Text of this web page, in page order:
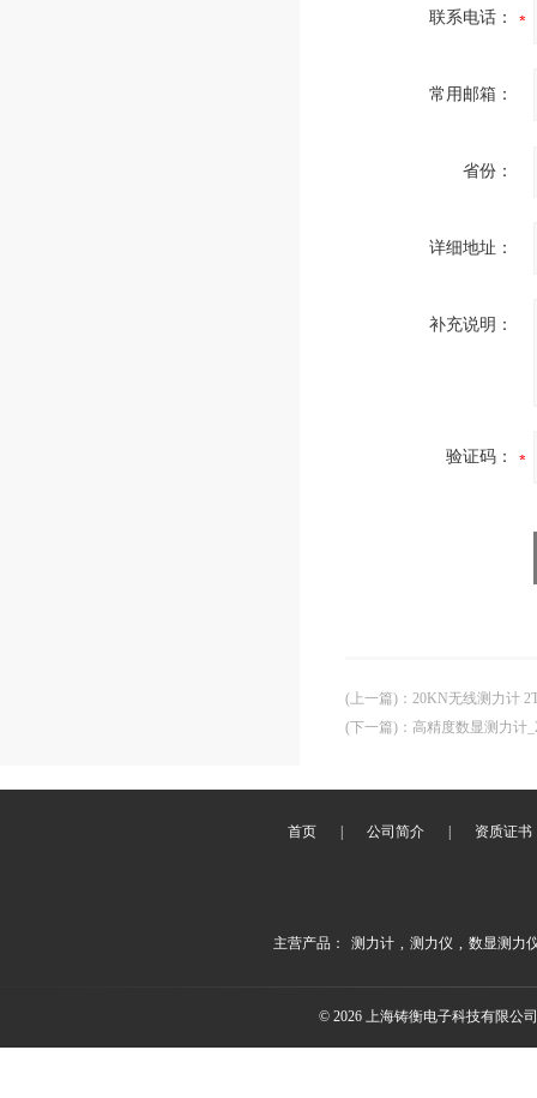
联系电话：
常用邮箱：
省份：
详细地址：
补充说明：
验证码：
(上一篇) ： 20KN无线测力计
(下一篇) ： 高精度数显测力计
首页 公司简介 资质证书
主营产品： 测力计 , 测力仪 , 数显测力
© 2026 上海铸衡电子科技有限公